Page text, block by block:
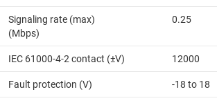
Signaling rate (max)
(Mbps)
0.25
IEC 61000-4-2 contact (±V) 12000
Fault protection (V) -18 to 18